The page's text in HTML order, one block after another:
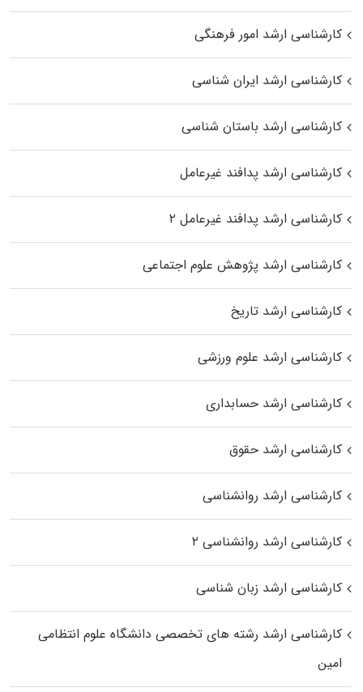
کارشناسی ارشد امور فرهنگی
کارشناسی ارشد ایران شناسی
کارشناسی ارشد باستان شناسی
کارشناسی ارشد پدافند غیرعامل
کارشناسی ارشد پدافند غیرعامل ۲
کارشناسی ارشد پژوهش علوم اجتماعی
کارشناسی ارشد تاریخ
کارشناسی ارشد علوم ورزشی
کارشناسی ارشد حسابداری
کارشناسی ارشد حقوق
کارشناسی ارشد روانشناسی
کارشناسی ارشد روانشناسی ۲
کارشناسی ارشد زبان شناسی
کارشناسی ارشد رﺷﺘﻪ ﻫﺎی تخصصی داﻧﺸﮕﺎه ﻋﻠﻮم انتظامی
اﻣﻴﻦ